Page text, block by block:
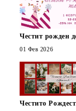
Честит рожден
01 Фев 2026
Честито